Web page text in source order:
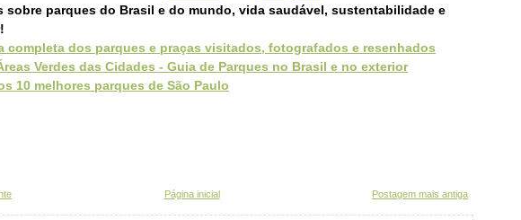
sobre parques do Brasil e do mundo, vida saudável, sustentabilidade e
completa dos parques e praças visitados, fotografados e resenhados
Verdes das Cidades - Guia de Parques no Brasil e no exterior
10 melhores parques de São Paulo
Postagem mais antiga
Página inicial